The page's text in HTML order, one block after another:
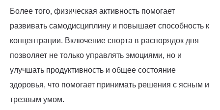
Более того, физическая активность помогает
развивать самодисциплину и повышает способность к
концентрации. Включение спорта в распорядок дня
позволяет не только управлять эмоциями, но и
улучшать продуктивность и общее состояние
здоровья, что помогает принимать решения с ясным и
трезвым умом.